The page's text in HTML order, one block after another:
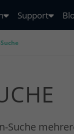
Support
Suche